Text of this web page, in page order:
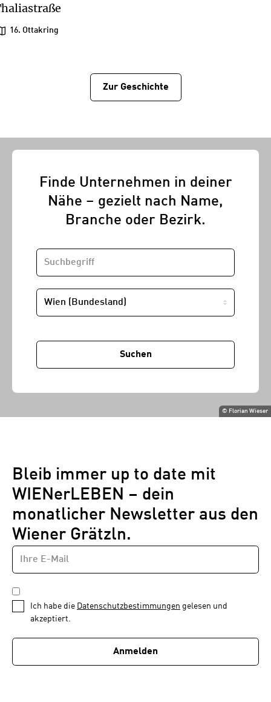
16. Ottakring
Zur Geschichtе
© Florian Wieser
Finde Unternehmen in deiner
Nähe – gezielt nach Name,
Branche oder Bezirk.
SUCHBEGRIFF
STANDORT
Suchen
Bleib immer up to date mit
WIENerLEBEN – dein
monatlicher Newsletter aus den
Wiener Grätzln.
Newsletter
1
von
E-
MAIL-
ADRESSE
DATENSCHUTZBESTIMMUNGEN
*
Ich habe die Datenschutzbestimmungen gelesen und
akzeptiert.
Anmelden